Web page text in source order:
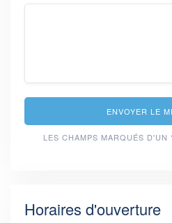
ENVOYER LE
LES CHAMPS MARQUÉS
Horaires d'ouverture